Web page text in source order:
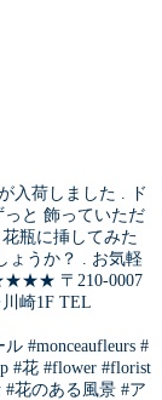
入荷しました . ド
と 飾っていただ
瓶に挿してみた
ょうか？ . お気軽
〒210-0007
崎1F TEL
#
#花 #flower #florist
花のある風景 #ア